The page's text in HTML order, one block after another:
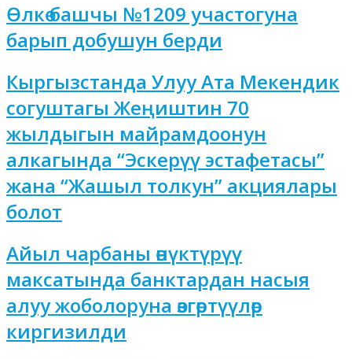
Өлкө башчы №1209 участогуна
барып добушун берди
Кыргызстанда Улуу Ата Мекендик
согуштагы Жеңиштин 70
жылдыгын майрамдоонун
алкагында “Эскерүү эстафетасы”
жана “Жашыл толкун” акциялары
болот
Айыл чарбаны өнүктүрүү
максатында банктардан насыя
алуу жоболоруна өзгөртүүлөр
киргизилди